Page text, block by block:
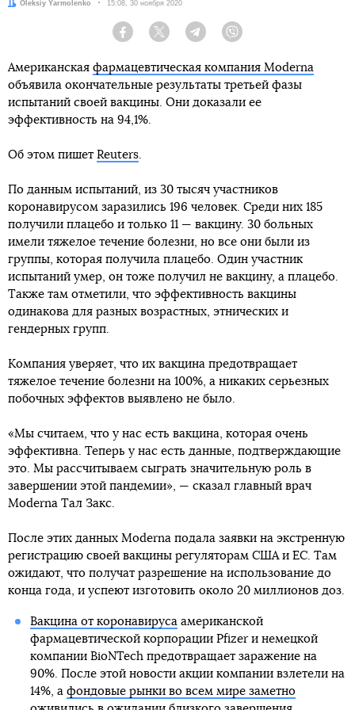
На выборах президента Молдовы Майя Санду
действующего президента Игоря Додона, который
более чем 15%. Санду получила 57,75% голосов, а
Додон — 42,25%.
После избрания Санду заявила, что «мягкий подход»
Приднестровье в течение 28 лет. Она советует
урегулировании войны на Донбассе.
Читайте также:
Зеленский предлагает создать свободную
экономическую зону на Донбассе. Хорошая идея?
Вряд ли, в прошлом такие зоны только вредили
Украине
Автор:
Oleksiy Yarmolenko Дата:
15:08, 30 ноября 2020
Facebook Twitter Telegram
Американская фармацевтическая компания Moderna
объявила окончательные результаты третьей фазы
испытаний своей вакцины. Они доказали ее
эффективность на 94,1%.
Об этом пишет Reuters
По данным испытаний, из 30 тысяч участников
коронавирусом заразились 196 человек. Среди них 185
получили плацебо и только 11 — вакцину. 30 больных
имели тяжелое течение болезни, но все они были из
группы, которая получила плацебо. Один участник
испытаний умер, он тоже получил не вакцину, а плацебо.
Также там отметили, что эффективность вакцины
одинакова для разных возрастных, этнических и
гендерных групп.
Компания уверяет, что их вакцина предотвращает
тяжелое течение болезни на 100%, а никаких серьезных
побочных эффектов выявлено не было.
«Мы считаем, что у нас есть вакцина, которая очень
эффективна. Теперь у нас есть данные, подтверждающие
это. Мы рассчитываем сыграть значительную роль в
завершении этой пандемии», — сказал главный врач
Moderna Тал Закс.
После этих данных Moderna подала заявки на экстренную
регистрацию своей вакцины регуляторам США и ЕС. Там
ожидают, что получат разрешение на использование до
конца года, и успеют изготовить около 20 миллионов доз.
Вакцина от коронавируса американской
фармацевтической корпорации Pfizer и немецкой
компании BioNTech предотвращает заражение на
90%. После этой новости акции компании взлетели на
14%, а фондовые рынки во всем мире заметно